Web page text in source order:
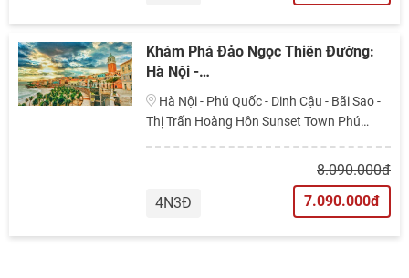
Khám Phá Đảo Ngọc Thiên Đường:
Hà Nội -…
Thị Trấn Hoàng Hôn Sunset Town Phú
4N3Đ
8.090.000đ
7.090.000đ